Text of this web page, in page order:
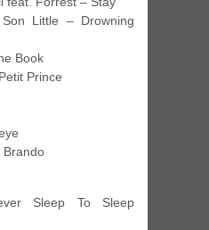
Little – Drowning
Book
Prince
Brando
Sleep To Sleep